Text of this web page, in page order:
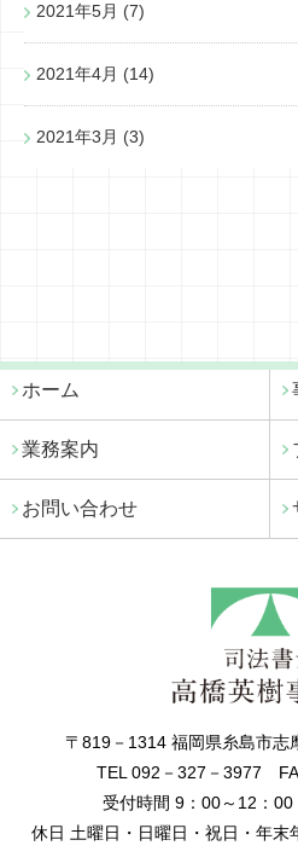
2021年5月 (7)
2021年4月 (14)
2021年3月 (3)
ホーム
業務案内
お問い合わせ
〒819－1314 福岡県糸島市志
TEL 092－327－3977
受付時間 9：00～12：
休日 土曜日・日曜日・祝日・年末